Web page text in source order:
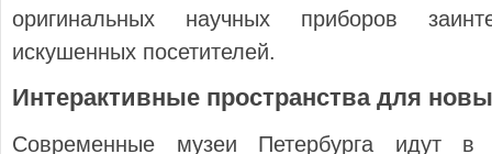
оригинальных научных приборов
искушенных посетителей.
Интерактивные пространства для
Современные музеи Петербурга идут